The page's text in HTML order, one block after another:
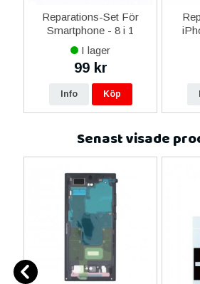
Reparations-Set För
Smartphone - 8 i 1
I lager
99 kr
Info Köp
Senast visade